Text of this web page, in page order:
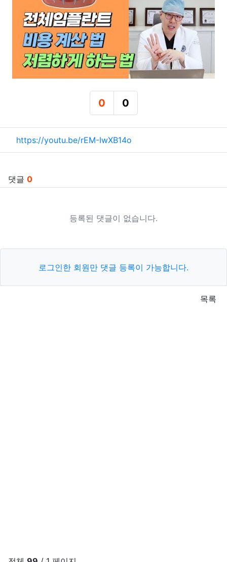
0
추천
0
비추천
관련자료
https://youtu.be/rEM-IwXB14o
댓글 0
등록된 댓글이 없습니다.
로그인한 회원만 댓글 등록이 가능합니다.
목록